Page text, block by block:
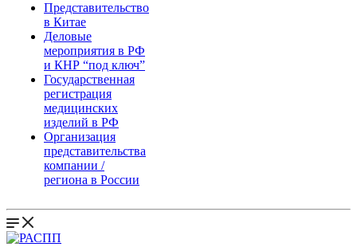
Представительство
в Китае
Деловые
мероприятия в РФ
и КНР “под ключ”
Государственная
регистрация
медицинских
изделий в РФ
Организация
представительства
компании /
региона в России